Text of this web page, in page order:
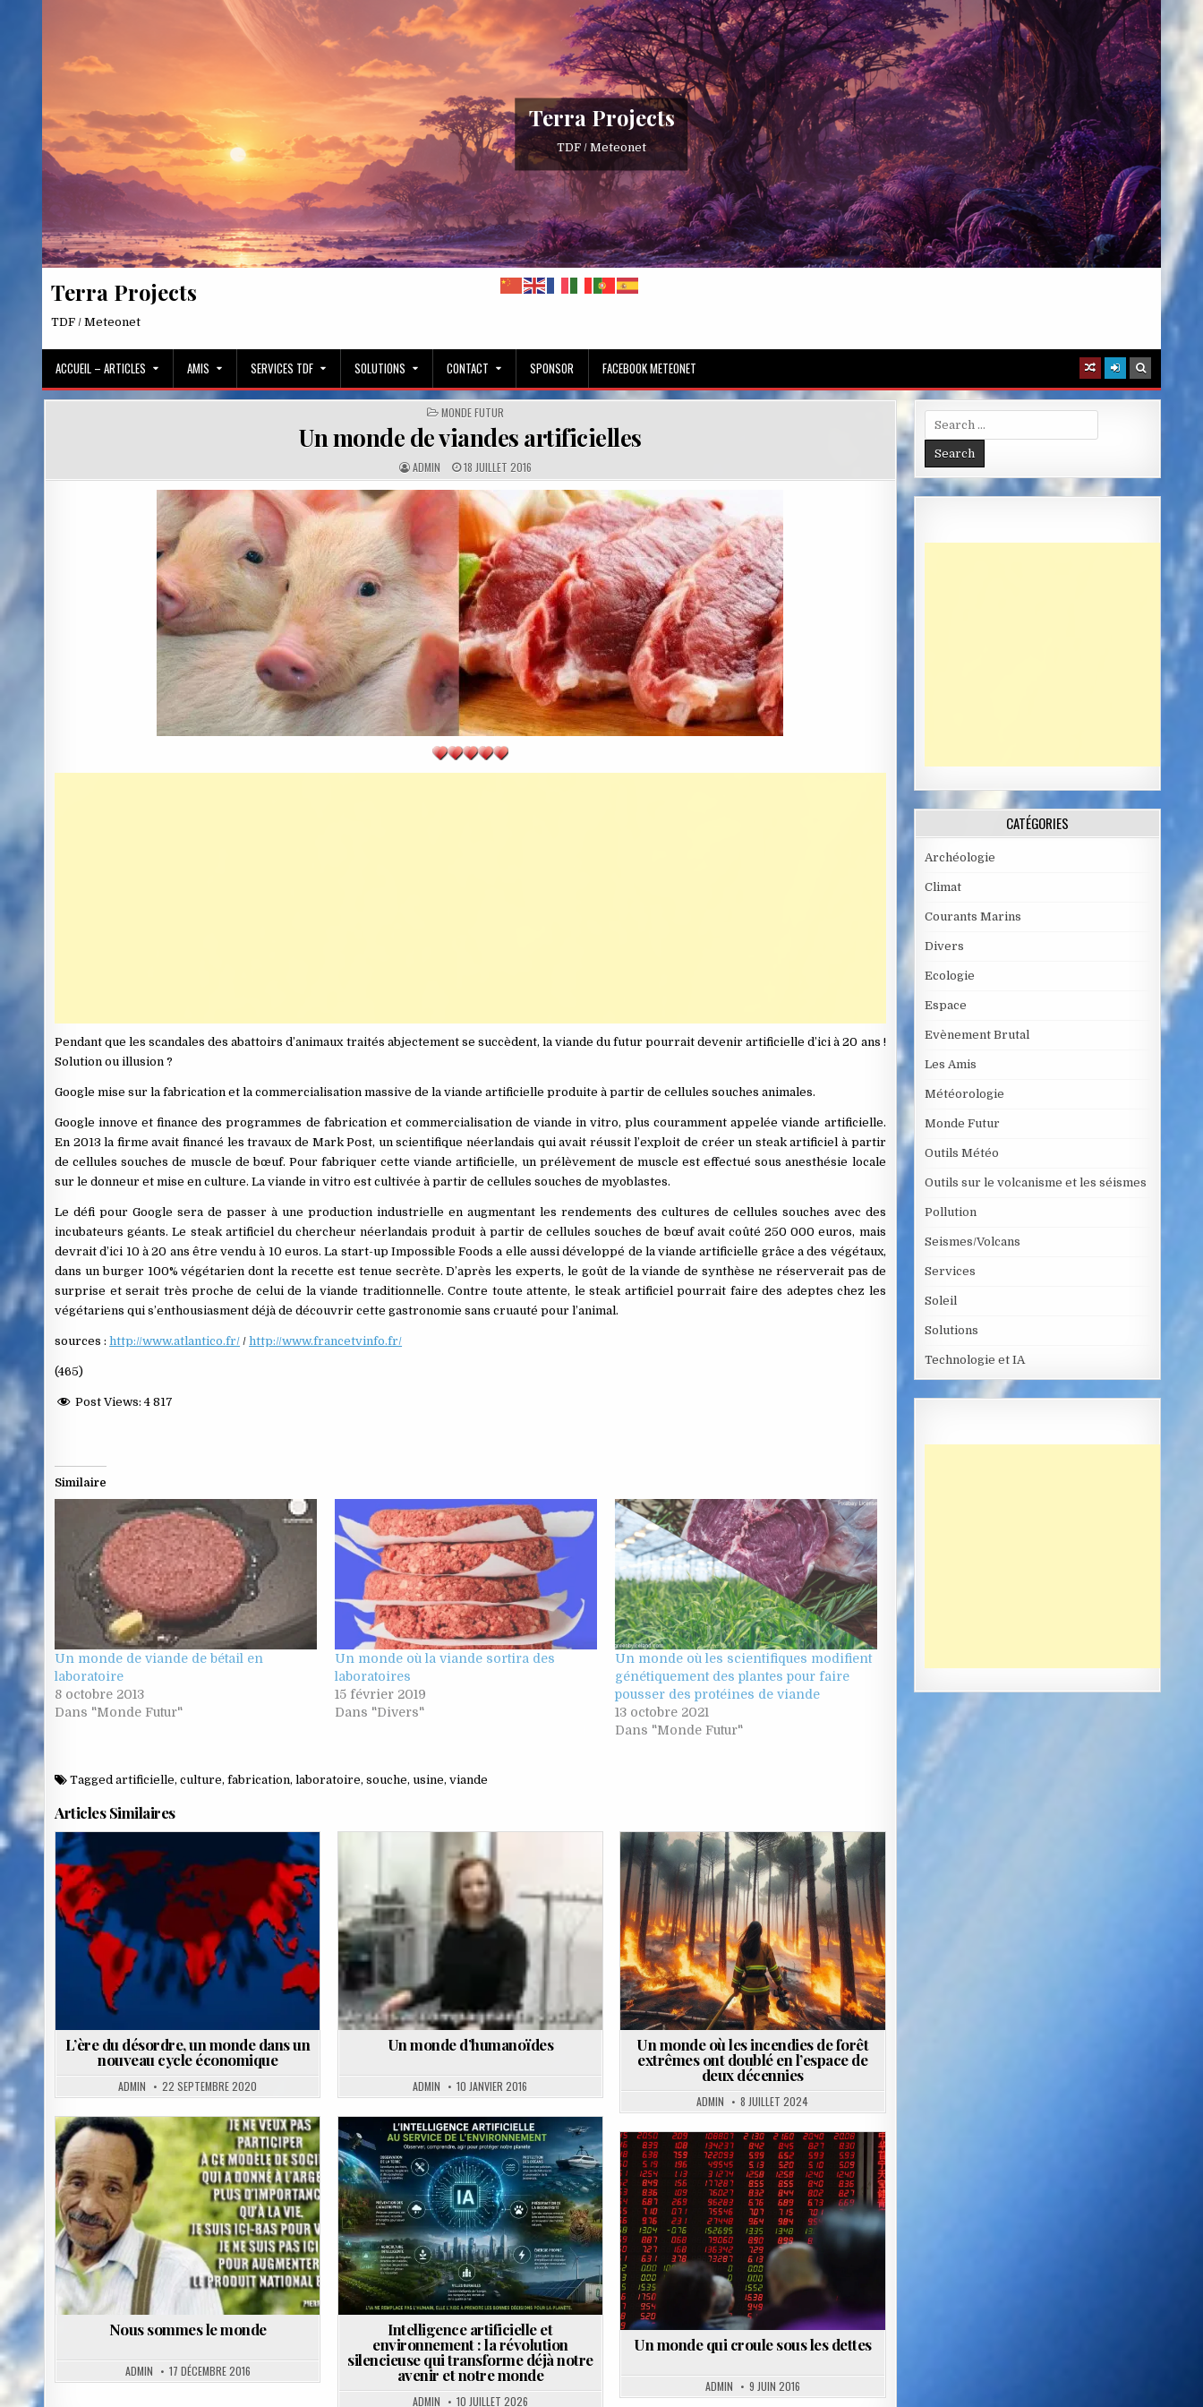
Terra Projects
TDF / Meteonet
Terra Projects
TDF / Meteonet
ACCUEIL – ARTICLES AMIS SERVICES TDF SOLUTIONS CONTACT SPONSOR FACEBOOK METEONET
POSTED
IN
MONDE FUTUR
Un monde de viandes artificielles
A
U
T
H
O
ADMIN P
U
B
L
I
S
D
D
A
T
E
:
18 JUILLET 2016
Pendant que les scandales des abattoirs d’animaux traités abjectement se succèdent, la viande du futur pourrait devenir artificielle d’ici à 20 ans !
Solution ou illusion ?
Google mise sur la fabrication et la commercialisation massive de la viande artificielle produite à partir de cellules souches animales.
Google innove et finance des programmes de fabrication et commercialisation de viande in vitro, plus couramment appelée viande artificielle.
En 2013 la firme avait financé les travaux de Mark Post, un scientifique néerlandais qui avait réussit l’exploit de créer un steak artificiel à partir
de cellules souches de muscle de bœuf. Pour fabriquer cette viande artificielle, un prélèvement de muscle est effectué sous anesthésie locale
sur le donneur et mise en culture. La viande in vitro est cultivée à partir de cellules souches de myoblastes.
Le défi pour Google sera de passer à une production industrielle en augmentant les rendements des cultures de cellules souches avec des
incubateurs géants. Le steak artificiel du chercheur néerlandais produit à partir de cellules souches de bœuf avait coûté 250 000 euros, mais
devrait d’ici 10 à 20 ans être vendu à 10 euros. La start-up Impossible Foods a elle aussi développé de la viande artificielle grâce a des végétaux,
dans un burger 100% végétarien dont la recette est tenue secrète. D’après les experts, le goût de la viande de synthèse ne réserverait pas de
surprise et serait très proche de celui de la viande traditionnelle. Contre toute attente, le steak artificiel pourrait faire des adeptes chez les
végétariens qui s’enthousiasment déjà de découvrir cette gastronomie sans cruauté pour l’animal.
sources :http://www.atlantico.fr/ /http://www.francetvinfo.fr/
(465)
Post Views: 4 817
Similaire
Un monde de viande de bétail en
laboratoire
8 octobre 2013
Dans "Monde Futur"
Un monde où la viande sortira des
laboratoires
15 février 2019
Dans "Divers"
Un monde où les scientifiques modifient
génétiquement des plantes pour faire
pousser des protéines de viande
13 octobre 2021
Dans "Monde Futur"
Taggedartificielle,culture,fabrication,laboratoire,souche, usine,viande
Articles Similaires
Posted
L’ère du désordre, un monde dans un
nouveau cycle économique
ADMIN 22 SEPTEMBRE 2020
Posted
Un monde d’humanoïdes
ADMIN 10 JANVIER 2016
Posted
in
Un monde où les incendies de forêt
extrêmes ont doublé en l’espace de
deux décennies
ADMIN 8 JUILLET 2024
Posted
in
Nous sommes le monde
ADMIN 17 DÉCEMBRE 2016
Posted
in
Intelligence artificielle et
environnement : la révolution
silencieuse qui transforme déjà notre
avenir et notre monde
ADMIN 10 JUILLET 2026
Posted
in
Un monde qui croule sous les dettes
ADMIN 9 JUIN 2016
Search
for:
CATÉGORIES
Archéologie
Climat
Courants Marins
Divers
Ecologie
Espace
Evènement Brutal
Les Amis
Météorologie
Monde Futur
Outils Météo
Outils sur le volcanisme et les séismes
Pollution
Seismes/Volcans
Services
Soleil
Solutions
Technologie et IA